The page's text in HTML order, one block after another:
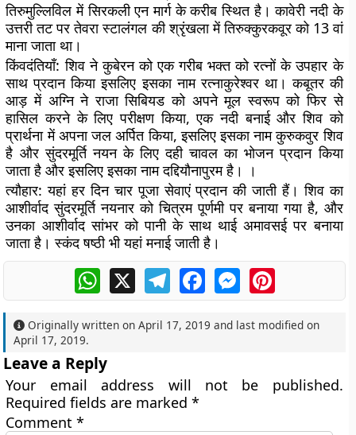
तिरुमुल्लिविल में सिरकली एन मार्ग के करीब स्थित है। कावेरी नदी के
उत्तरी तट पर तेवरा स्टालंगल की श्रृंखला में तिरुक्कुरकवूर को 13 वां
माना जाता था।
किंवदंतियाँ:शिव ने कुबेरन को एक गरीब भक्त को रत्नों के उपहार के
साथ प्रदान किया इसलिए इसका नाम रत्नाकुरेश्वर था। कबूतर की
आड़ में अग्नि ने राजा सिबियड को अपने मूल स्वरूप को फिर से
हासिल करने के लिए परीक्षण किया, एक नदी बनाई और शिव को
प्रार्थना में अपना जल अर्पित किया, इसलिए इसका नाम कुरुकवुर शिव
है और सुंदरमूर्ति नयन के लिए दही चावल का भोजन प्रदान किया
जाता है और इसलिए इसका नाम दद्दियौनापुरम है। ।
त्यौहार: यहां हर दिन चार पूजा सेवाएं प्रदान की जाती हैं। शिव का
आशीर्वाद सुंदरमूर्ति नयनार को चित्रम पूर्णमी पर बनाया गया है, और
उनका आशीर्वाद सांभर को पानी के साथ थाई अमावसई पर बनाया
जाता है। स्कंद षष्ठी भी यहां मनाई जाती है।
WhatsApp
X TelegramFacebookMessengerPinterest
Originally written onApril 17, 2019 and last modified on
April 17, 2019.
Leave a Reply
Your email address will not be published.
Required fields are marked*
Comment*